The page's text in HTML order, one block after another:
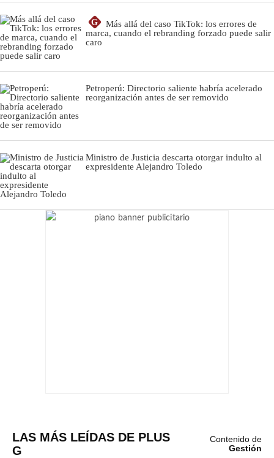
G
Más allá del caso TikTok: los errores de
marca, cuando el rebranding forzado puede salir
caro
Petroperú: Directorio saliente habría acelerado
reorganización antes de ser removido
Ministro de Justicia descarta otorgar indulto al
expresidente Alejandro Toledo
LAS MÁS LEÍDAS DE PLUS
G
Contenido de
Gestión